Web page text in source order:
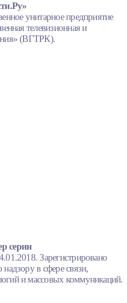
унитарное предприятие
телевизионная и
(ВГТРК).
серии
Зарегистрировано
в сфере связи,
и массовых коммуникаций.